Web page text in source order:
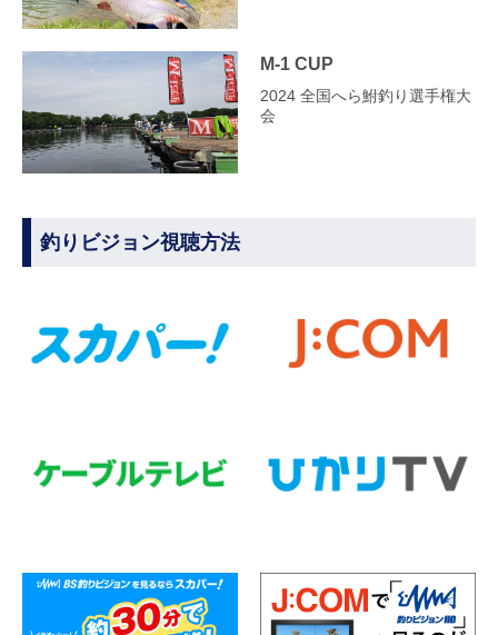
M-1 CUP
2024 全国へら鮒釣り選手権大
会
釣りビジョン視聴方法